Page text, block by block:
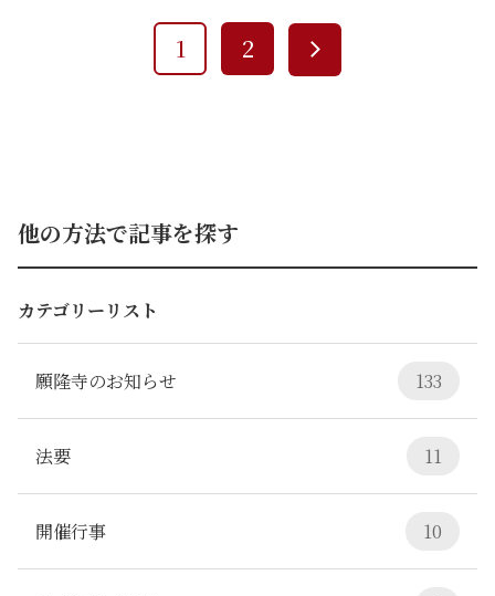
1 2
他の方法で記事を探す
カテゴリーリスト
願隆寺のお知らせ 133
法要 11
開催行事 10